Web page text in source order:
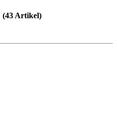
(43 Artikel)